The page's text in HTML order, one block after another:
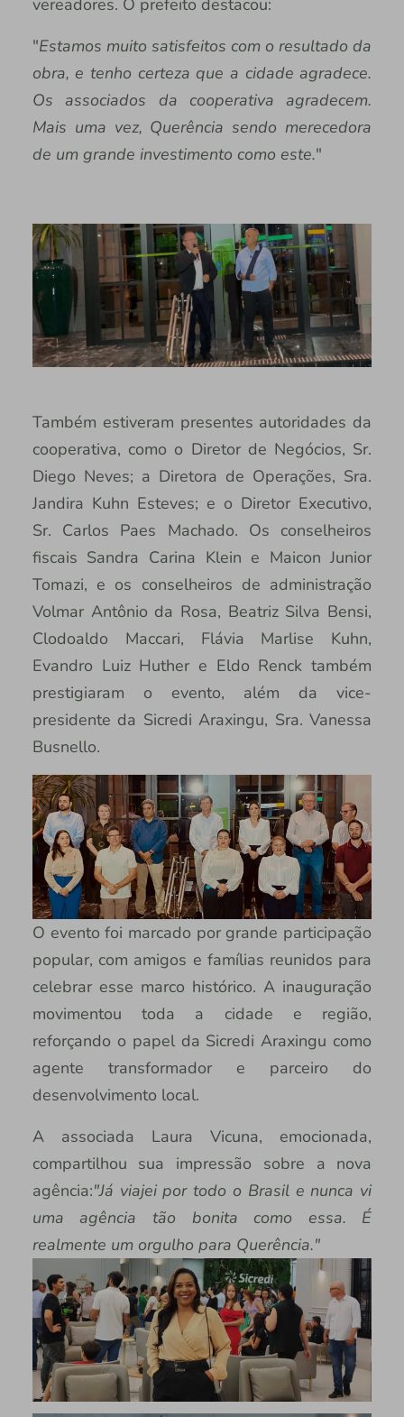
vereadores. O prefeito destacou:
"Estamos muito satisfeitos com o resultado da
obra, e tenho certeza que a cidade agradece.
Os associados da cooperativa agradecem.
Mais uma vez, Querência sendo merecedora
de um grande investimento como este."
Também estiveram presentes autoridades da
cooperativa, como o Diretor de Negócios, Sr.
Diego Neves; a Diretora de Operações, Sra.
Jandira Kuhn Esteves; e o Diretor Executivo,
Sr. Carlos Paes Machado. Os conselheiros
fiscais Sandra Carina Klein e Maicon Junior
Tomazi, e os conselheiros de administração
Volmar Antônio da Rosa, Beatriz Silva Bensi,
Clodoaldo Maccari, Flávia Marlise Kuhn,
Evandro Luiz Huther e Eldo Renck também
prestigiaram o evento, além da vice-
presidente da Sicredi Araxingu, Sra. Vanessa
Busnello.
O evento foi marcado por grande participação
popular, com amigos e famílias reunidos para
celebrar esse marco histórico. A inauguração
movimentou toda a cidade e região,
reforçando o papel da Sicredi Araxingu como
agente transformador e parceiro do
desenvolvimento local.
A associada Laura Vicuna, emocionada,
compartilhou sua impressão sobre a nova
agência:"Já viajei por todo o Brasil e nunca vi
uma agência tão bonita como essa. É
realmente um orgulho para Querência."